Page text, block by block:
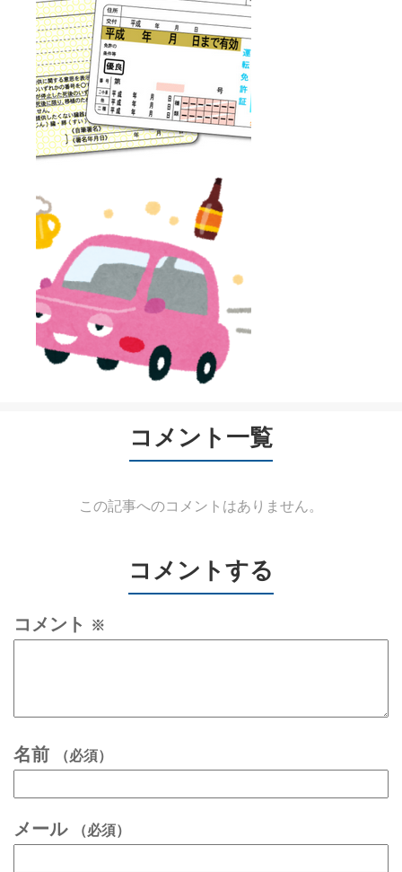
コメント一覧
この記事へのコメントはありません。
コメントする
コメント ※
名前 （必須）
メール （必須）